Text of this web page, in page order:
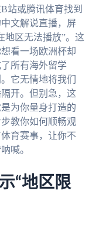
站或腾讯体育找到
文解说直播，屏
地区无法播放”。这
看一场欧洲杯却
所有海外留学
它无情地将我们
开。但别急，这
为你量身打造的
教你如何顺畅观
育赛事，让你不
喊。
“地区限